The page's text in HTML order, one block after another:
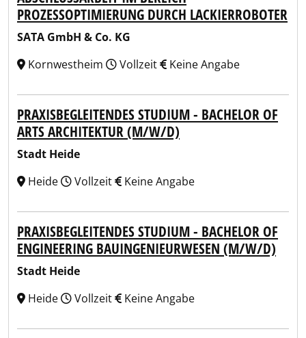
PROZESSOPTIMIERUNG DURCH LACKIERROBOTER
SATA GmbH & Co. KG
Kornwestheim
Vollzeit Keine Angabe
PRAXISBEGLEITENDES STUDIUM - BACHELOR OF
ARTS ARCHITEKTUR (M/W/D)
Stadt Heide
Heide
Vollzeit Keine Angabe
PRAXISBEGLEITENDES STUDIUM - BACHELOR OF
ENGINEERING BAUINGENIEURWESEN (M/W/D)
Stadt Heide
Heide
Vollzeit Keine Angabe